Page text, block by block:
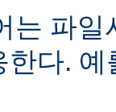
는 파일
다.